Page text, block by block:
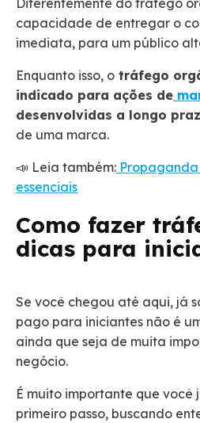
Diferentemente do tráfego
capacidade de entregar o
imediata, para um público
Enquanto isso, o tráfego
indicado para ações de
desenvolvidas a longo
de uma marca.
📣 Leia também:
essenciais
Como fazer
dicas para
Se você chegou até aqui, já
pago para iniciantes não é
ainda que seja de muita
negócio.
É muito importante que você
primeiro passo, buscando